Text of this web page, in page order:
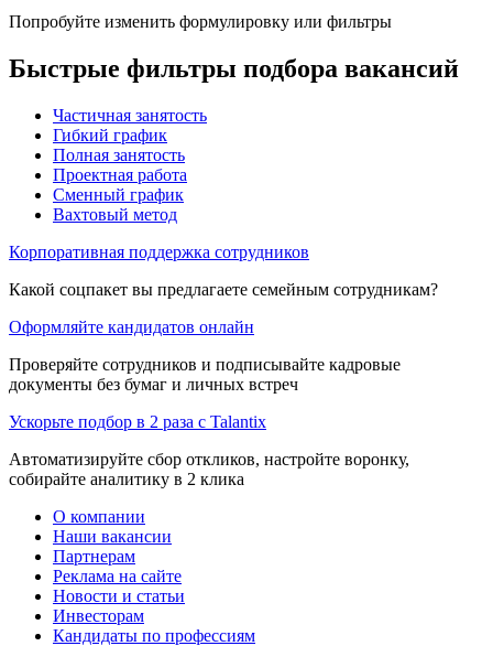
Попробуйте изменить формулировку или фильтры
Быстрые фильтры подбора вакансий
Частичная занятость
Гибкий график
Полная занятость
Проектная работа
Сменный график
Вахтовый метод
Корпоративная поддержка сотрудников
Какой соцпакет вы предлагаете семейным сотрудникам?
Оформляйте кандидатов онлайн
Проверяйте сотрудников и подписывайте кадровые
документы без бумаг и личных встреч
Ускорьте подбор в 2 раза с Talantix
Автоматизируйте сбор откликов, настройте воронку,
собирайте аналитику в 2 клика
О компании
Наши вакансии
Партнерам
Реклама на сайте
Новости и статьи
Инвесторам
Кандидаты по профессиям